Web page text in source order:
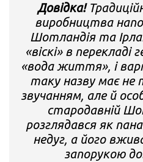
Довідка!
виробництва
Шотландія та
«віскі» в перекладі
«вода життя», і
таку назву має не
звучанням, але й
стародавній
розглядався як
недуг, а його
запорукою